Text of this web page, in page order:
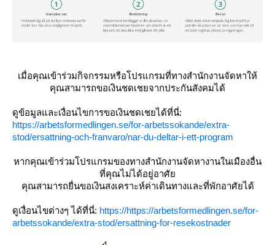
เมื่อคุณเข้าร่วมกิจกรรมหรือโปรแกรมที่ทางสำนักงานจัดหาให้
คุณสามารถขอเงินชดเชยจากประกันสังคมได้
ดูข้อมูลและเงื่อนไขการขอเงินชดเชยได้ที่นี่:
https://arbetsformedlingen.se/for-arbetssokande/extra-
stod/ersattning-och-franvaro/nar-du-deltar-i-ett-program
หากคุณเข้าร่วมโปรแกรมของทางสำนักงานจัดหางานในเมืองอื่น
ที่คุณไม่ได้อยู่อาศั
คุณสามารถยื่นขอเงินสงเคราะห์ค่าเดินทางและที่พักอาศัยได้
ดูเงื่อนไขต่างๆ ได้ที่นี่: https://https://arbetsformedlingen.se/for-
arbetssokande/extra-stod/ersattning-for-resekostnader